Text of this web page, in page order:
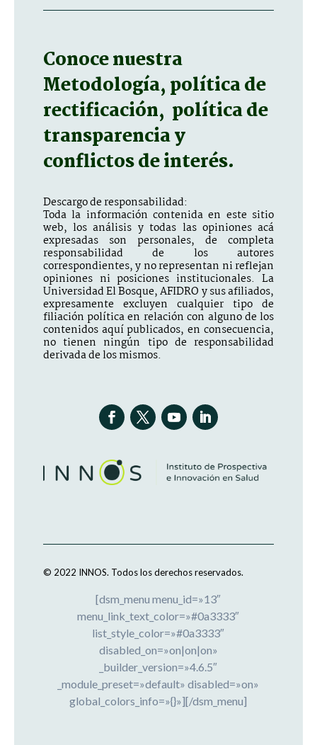
Conoce nuestra
Metodología, política de
rectificación, política de
transparencia y
conflictos de interés.
Descargo de responsabilidad:
Toda la información contenida en este sitio
web, los análisis y todas las opiniones acá
expresadas son personales, de completa
responsabilidad de los autores
correspondientes, y no representan ni reflejan
opiniones ni posiciones institucionales. La
Universidad El Bosque, AFIDRO y sus afiliados,
expresamente excluyen cualquier tipo de
filiación política en relación con alguno de los
contenidos aquí publicados, en consecuencia,
no tienen ningún tipo de responsabilidad
derivada de los mismos.
© 2022 INNOS. Todos los derechos reservados.
[dsm_menu menu_id=»13″
menu_link_text_color=»#0a3333″
list_style_color=»#0a3333″
disabled_on=»on|on|on»
_builder_version=»4.6.5″
_module_preset=»default» disabled=»on»
global_colors_info=»{}»][/dsm_menu]